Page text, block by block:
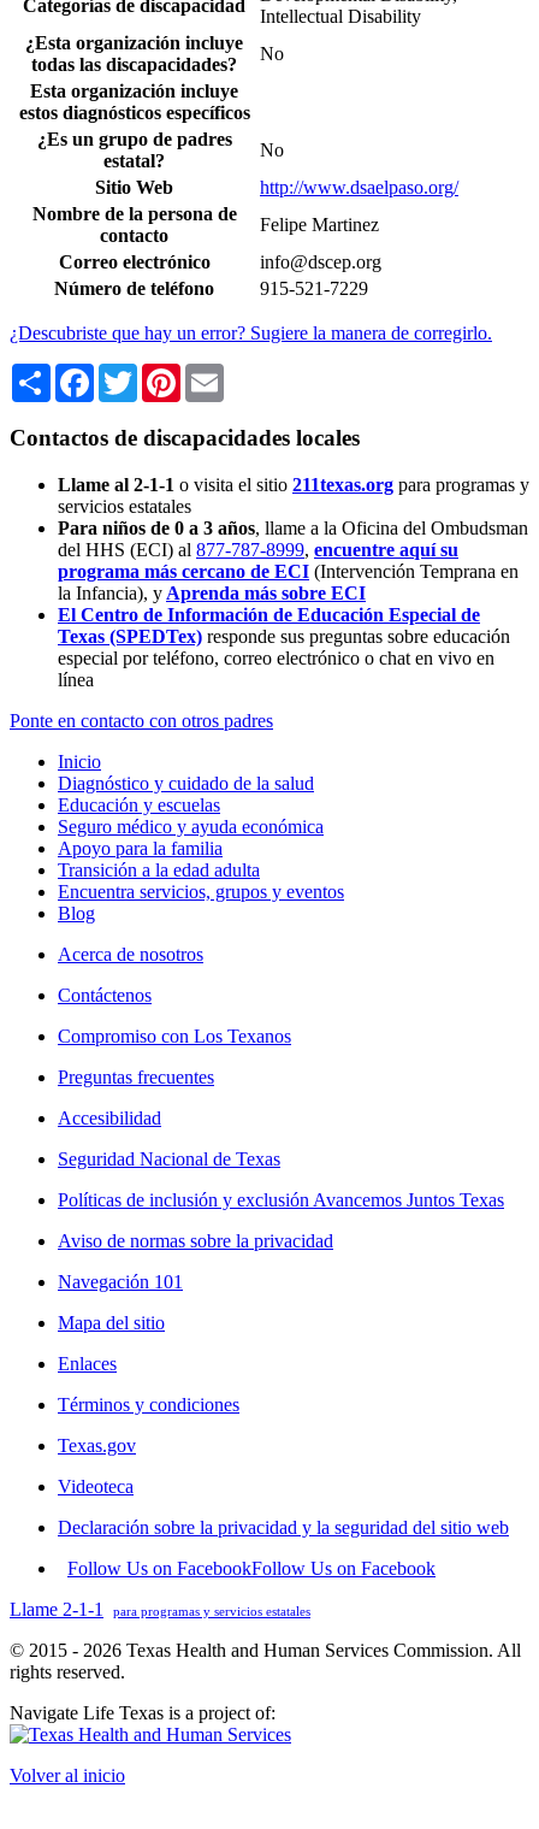
Categorías de discapacidad
Intellectual Disability
¿Esta organización incluye
todas las discapacidades?
No
Esta organización incluye
estos diagnósticos específicos
¿Es un grupo de padres
estatal?
No
Sitio Web
http://www.dsaelpaso.org/
Nombre de la persona de
contacto
Felipe Martinez
Correo electrónico
info@dscep.org
Número de teléfono
915-521-7229
¿Descubriste que hay un error? Sugiere la manera de corregirlo.
Share Facebook
TwitterPinterest
Contactos de discapacidades locales
Llame al 2-1-1 o visita el sitio 211texas.org para programas y
servicios estatales
Para niños de 0 a 3 años, llame a la Oficina del Ombudsman
del HHS (ECI) al 877-787-8999, encuentre aquí su
programa más cercano de ECI (Intervención Temprana en
la Infancia), y Aprenda más sobre ECI
El Centro de Información de Educación Especial de
Texas (SPEDTex) responde sus preguntas sobre educación
especial por teléfono, correo electrónico o chat en vivo en
línea
Ponte en contacto con otros padres
Inicio
Diagnóstico y cuidado de la salud
Educación y escuelas
Seguro médico y ayuda económica
Apoyo para la familia
Transición a la edad adulta
Encuentra servicios, grupos y eventos
Blog
Acerca de nosotros
Contáctenos
Compromiso con Los Texanos
Preguntas frecuentes
Accesibilidad
Seguridad Nacional de Texas
Políticas de inclusión y exclusión Avancemos Juntos Texas
Aviso de normas sobre la privacidad
Navegación 101
Mapa del sitio
Enlaces
Términos y condiciones
Texas.gov
Videoteca
Declaración sobre la privacidad y la seguridad del sitio web
Follow Us on FacebookFollow Us on Facebook
Llame 2-1-1
para programas y servicios estatales
© 2015 - 2026 Texas Health and Human Services Commission. All
rights reserved.
Navigate Life Texas is a project of:
Volver al inicio